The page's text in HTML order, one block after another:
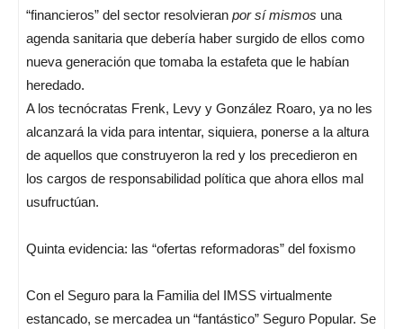
“financieros” del sector resolvieran por sí mismos una
agenda sanitaria que debería haber surgido de ellos como
nueva generación que tomaba la estafeta que le habían
heredado.
A los tecnócratas Frenk, Levy y González Roaro, ya no les
alcanzará la vida para intentar, siquiera, ponerse a la altura
de aquellos que construyeron la red y los precedieron en
los cargos de responsabilidad política que ahora ellos mal
usufructúan.
Quinta evidencia: las “ofertas reformadoras” del foxismo
Con el Seguro para la Familia del IMSS virtualmente
estancado, se mercadea un “fantástico” Seguro Popular. Se